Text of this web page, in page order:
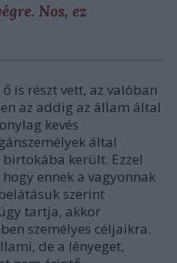
Nos, ez
is részt vett, az valóban
az addig az állam által
kevés
által
került. Ezzel
ennek a vagyonnak
szerint
tartja, akkor
személyes céljaikra.
de a lényeget,